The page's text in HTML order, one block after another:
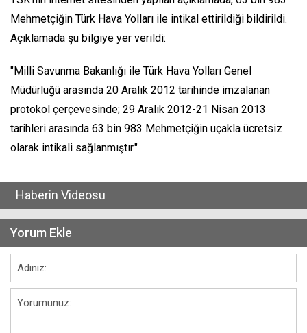
Mehmetçiğin Türk Hava Yolları ile intikal ettirildiği bildirildi.
Açıklamada şu bilgiye yer verildi:
"Milli Savunma Bakanlığı ile Türk Hava Yolları Genel
Müdürlüğü arasında 20 Aralık 2012 tarihinde imzalanan
protokol çerçevesinde; 29 Aralık 2012-21 Nisan 2013
tarihleri arasında 63 bin 983 Mehmetçiğin uçakla ücretsiz
olarak intikali sağlanmıştır."
Haberin Videosu
Yorum Ekle